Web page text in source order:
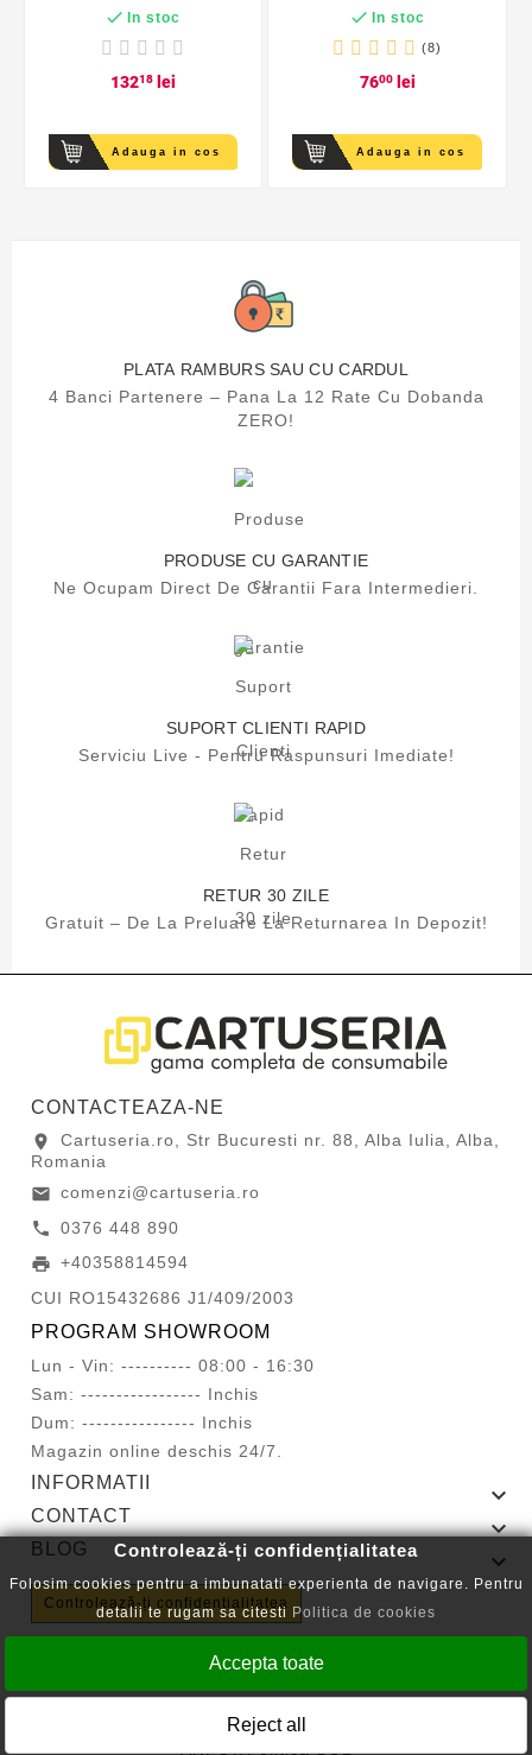
 In stoc
13218lei
Adauga in cos
 In stoc
(8)
7600lei
Adauga in cos
PLATA RAMBURS SAU CU CARDUL
4 Banci Partenere – Pana La 12 Rate Cu Dobanda
ZERO!
PRODUSE CU GARANTIE
Ne Ocupam Direct De Garantii Fara Intermedieri.
SUPORT CLIENTI RAPID
Serviciu Live - Pentru Raspunsuri Imediate!
RETUR 30 ZILE
Gratuit – De La Preluare La Returnarea In Depozit!
CONTACTEAZA-NE
location_on
Cartuseria.ro, Str Bucuresti nr. 88, Alba Iulia, Alba,
Romania
email comenzi@cartuseria.ro
call 0376 448 890
print +40358814594
CUI RO15432686 J1/409/2003
PROGRAM SHOWROOM
Lun - Vin: ---------- 08:00 - 16:30
Sam: ----------------- Inchis
Dum: ---------------- Inchis
Magazin online deschis 24/7.
INFORMATII 
CONTACT 
BLOG 
Controlează-ți confidențialitatea
Copyright © 2008-2026 - Cartuseria.ro
ANPC||Politica SOL
Controlează-ți confidențialitatea
Folosim cookies pentru a imbunatati experienta de navigare. Pentru
detalii te rugam sa citesti Politica de cookies
Accepta toate
Reject all